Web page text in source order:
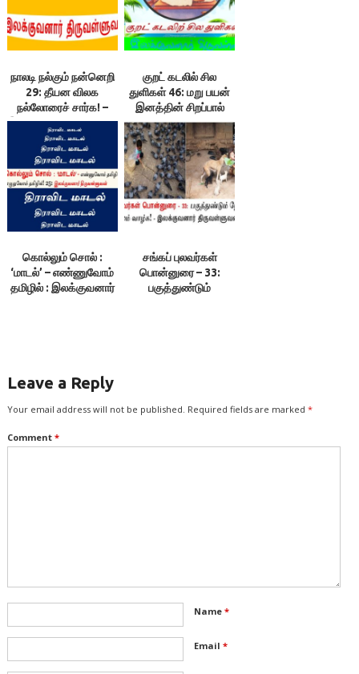
நாலடி நல்கும் நன்னெறி
29: தீயன விலக
நல்லோரைச் சார்க! –
இலக்குவனார்திருவள்ளுவன்
குறட் கடலில் சில
துளிகள் 46: மறு பயன்
இனத்தின் சிறப்பால்
உண்டாகும்! –
இலக்குவனார்
திருவள்ளுவன்
கொல்லும் சொல் :
‘மாடல்’ – எண்ணுவோம்
தமிழில் : இலக்குவனார்
சங்கப் புலவர்கள்
பொன்னுரை – 33:
பகுத்துண்டும்
Leave a Reply
Your email address will not be published. Required fields are marked *
Comment *
Name *
Email *